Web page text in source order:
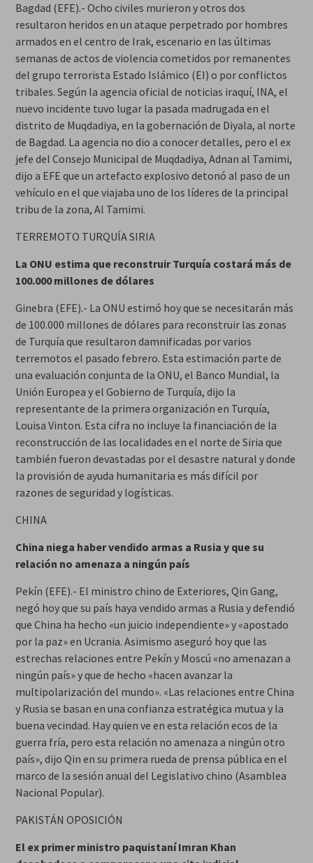
Bagdad (EFE).- Ocho civiles murieron y otros dos
resultaron heridos en un ataque perpetrado por hombres
armados en el centro de Irak, escenario en las últimas
semanas de actos de violencia cometidos por remanentes
del grupo terrorista Estado Islámico (EI) o por conflictos
tribales. Según la agencia oficial de noticias iraquí, INA, el
nuevo incidente tuvo lugar la pasada madrugada en el
distrito de Muqdadiya, en la gobernación de Diyala, al norte
de Bagdad. La agencia no dio a conocer detalles, pero el ex
jefe del Consejo Municipal de Muqdadiya, Adnan al Tamimi,
dijo a EFE que un artefacto explosivo detonó al paso de un
vehículo en el que viajaba uno de los líderes de la principal
tribu de la zona, Al Tamimi.
TERREMOTO TURQUÍA SIRIA
La ONU estima que reconstruir Turquía costará más de
100.000 millones de dólares
Ginebra (EFE).- La ONU estimó hoy que se necesitarán más
de 100.000 millones de dólares para reconstruir las zonas
de Turquía que resultaron damnificadas por varios
terremotos el pasado febrero. Esta estimación parte de
una evaluación conjunta de la ONU, el Banco Mundial, la
Unión Europea y el Gobierno de Turquía, dijo la
representante de la primera organización en Turquía,
Louisa Vinton. Esta cifra no incluye la financiación de la
reconstrucción de las localidades en el norte de Siria que
también fueron devastadas por el desastre natural y donde
la provisión de ayuda humanitaria es más difícil por
razones de seguridad y logísticas.
CHINA
China niega haber vendido armas a Rusia y que su
relación no amenaza a ningún país
Pekín (EFE).- El ministro chino de Exteriores, Qin Gang,
negó hoy que su país haya vendido armas a Rusia y defendió
que China ha hecho «un juicio independiente» y «apostado
por la paz» en Ucrania. Asimismo aseguró hoy que las
estrechas relaciones entre Pekín y Moscú «no amenazan a
ningún país» y que de hecho «hacen avanzar la
multipolarización del mundo». «Las relaciones entre China
y Rusia se basan en una confianza estratégica mutua y la
buena vecindad. Hay quien ve en esta relación ecos de la
guerra fría, pero esta relación no amenaza a ningún otro
país», dijo Qin en su primera rueda de prensa pública en el
marco de la sesión anual del Legislativo chino (Asamblea
Nacional Popular).
PAKISTÁN OPOSICIÓN
El ex primer ministro paquistaní Imran Khan